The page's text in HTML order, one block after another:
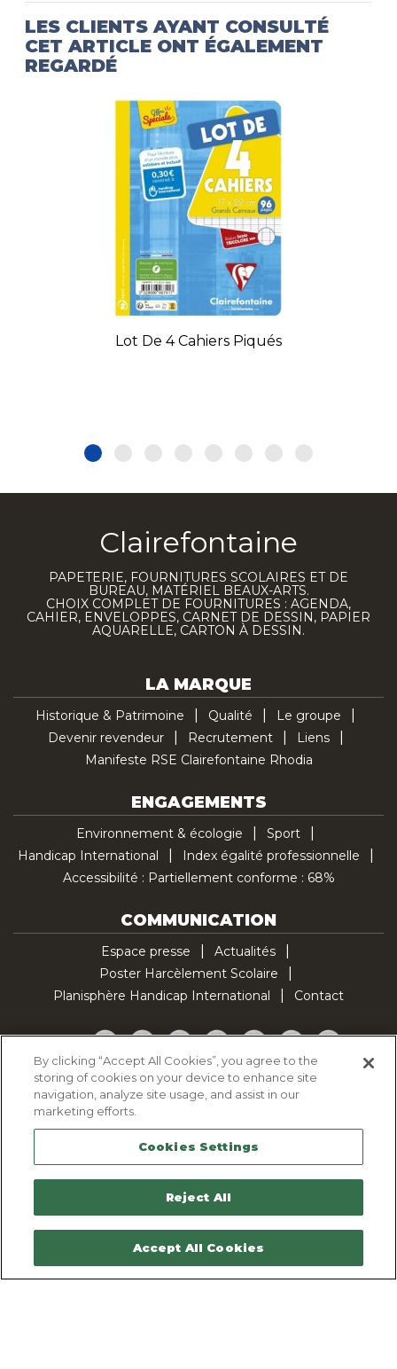
LES CLIENTS AYANT CONSULTÉ
CET ARTICLE ONT ÉGALEMENT
REGARDÉ
Lot De 4 Cahiers Piqués
Clairefontaine
PAPETERIE, FOURNITURES SCOLAIRES ET DE
BUREAU, MATÉRIEL BEAUX-ARTS.
CHOIX COMPLET DE FOURNITURES : AGENDA,
CAHIER, ENVELOPPES, CARNET DE DESSIN, PAPIER
AQUARELLE, CARTON À DESSIN.
LA MARQUE
Historique & Patrimoine Qualité
Le groupe
Devenir revendeur
Recrutement
Liens
Manifeste RSE Clairefontaine Rhodia
ENGAGEMENTS
Environnement & écologie
Sport
Handicap International
Index égalité professionnelle
Accessibilité : Partiellement conforme : 68%
COMMUNICATION
Espace presse
Actualités
Poster Harcèlement Scolaire
Planisphère Handicap International
Contact
Facebook
TwitterYouTubePinterestInstagramLinkedInTikTok
Politique d'utilisation des cookies
Politique de confidentialité
Mentions légales
Plan du site
Contactez-nous
By clicking “Accept All Cookies”, you agree to the
storing of cookies on your device to enhance site
navigation, analyze site usage, and assist in our
marketing efforts.
Cookies Settings
Reject All
Accept All Cookies